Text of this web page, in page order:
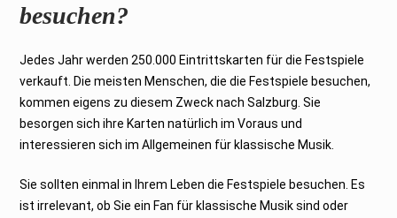
besuchen?
Jedes Jahr werden 250.000 Eintrittskarten für die Festspiele
verkauft. Die meisten Menschen, die die Festspiele besuchen,
kommen eigens zu diesem Zweck nach Salzburg. Sie
besorgen sich ihre Karten natürlich im Voraus und
interessieren sich im Allgemeinen für klassische Musik.
Sie sollten einmal in Ihrem Leben die Festspiele besuchen. Es
ist irrelevant, ob Sie ein Fan für klassische Musik sind oder